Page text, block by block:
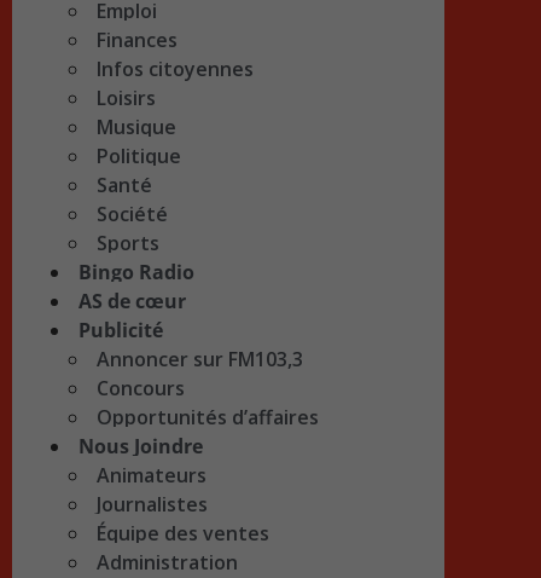
Emploi
Finances
Infos citoyennes
Loisirs
Musique
Politique
Santé
Société
Sports
Bingo Radio
AS de cœur
Publicité
Annoncer sur FM103,3
Concours
Opportunités d’affaires
Nous Joindre
Animateurs
Journalistes
Équipe des ventes
Administration